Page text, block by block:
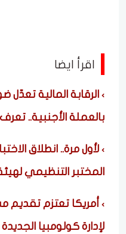
اقرأ ايضا
الرقابة المالية تعدّل
بالعملة الأجنبية..
لأول مرة.. انطلاق
المختبر التنظيمي لهيئة
أمريكا تعتزم تقديم
لإدارة كولومبيا الجديدة